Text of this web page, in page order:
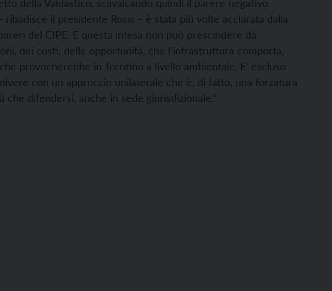
della Valdastico, scavalcando quindi il parere negativo
il presidente Rossi – è stata più volte acclarata dalla
del CIPE. E questa intesa non può prescindere da
dei costi, delle opportunità, che l’infrastruttura comporta,
provocherebbe in Trentino a livello ambientale. E’ escluso
con un approccio unilaterale che è, di fatto, una forzatura
difendersi, anche in sede giurisdizionale.”